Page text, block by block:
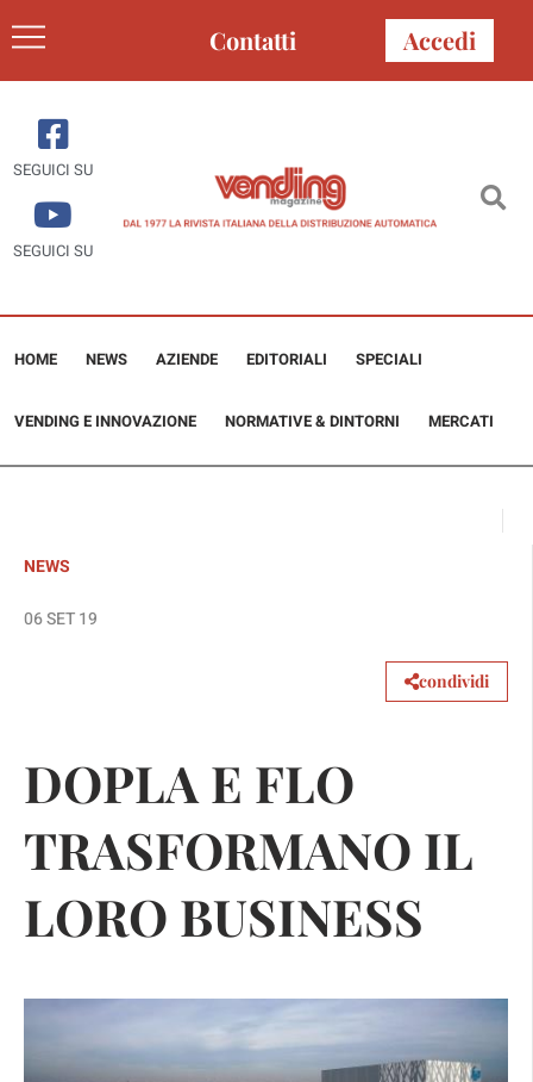
Contatti Accedi
SEGUICI SU
SEGUICI SU
HOME NEWS AZIENDE EDITORIALI SPECIALI
VENDING E INNOVAZIONE NORMATIVE & DINTORNI MERCATI
NEWS
06 SET 19
condividi
DOPLA E FLO
TRASFORMANO IL
LORO BUSINESS